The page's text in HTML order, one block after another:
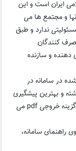
ایران است و این
و مجتمع ها می
ندارد و طبق
حمایت از مصرف کنندگان
و سازنده
در سامانه در
و بهترین پیشگیری
پشتیبان گیری از طریق منوی “گزارشات” سامانه با گزینه خروجی pdf می
راهنمای سامانه،